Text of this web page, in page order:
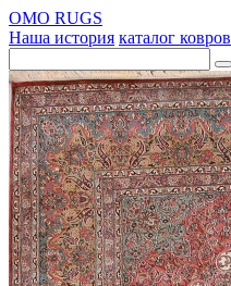
OMO RUGS
Наша история каталог ковров